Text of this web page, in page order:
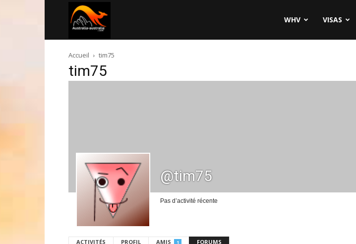
australie.com
WHV VISAS
Accueil tim75
tim75
@tim75
Pas d’activité récente
ACTIVITÉS PROFIL AMIS 1 FORUMS